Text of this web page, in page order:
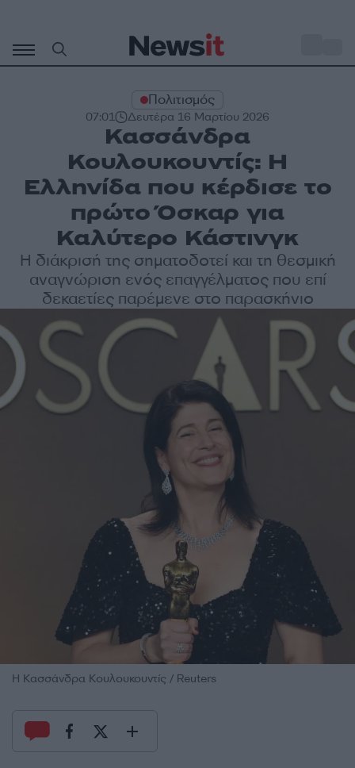
περιεχόμενο
Πολιτισμός
07:01 Δευτέρα 16 Μαρτίου 2026
Κασσάνδρα
Κουλουκουντίς: Η
Ελληνίδα που κέρδισε το
πρώτο Όσκαρ για
Καλύτερο Κάστινγκ
Η διάκρισή της σηματοδοτεί και τη θεσμική
αναγνώριση ενός επαγγέλματος που επί
δεκαετίες παρέμενε στο παρασκήνιο
Η Κασσάνδρα Κουλουκουντίς / Reuters